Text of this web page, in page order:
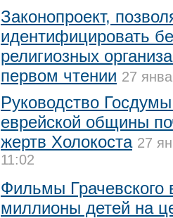
Законопроект,
идентифицировать
религиозных
первом чтении 27
Руководство
еврейской общины
жертв Холокоста 27
11:02
Фильмы Грачевского
миллионы детей на